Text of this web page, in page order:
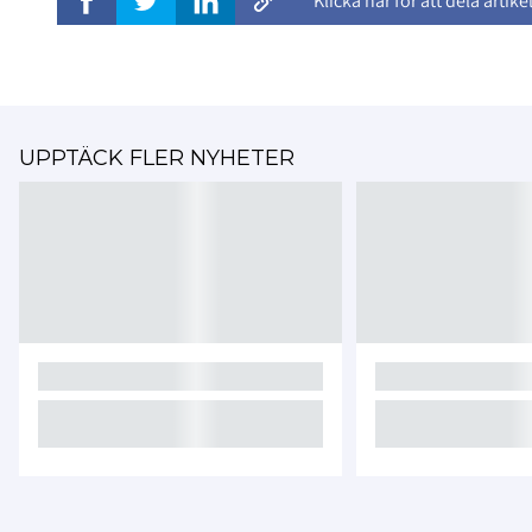
UPPTÄCK FLER NYHETER